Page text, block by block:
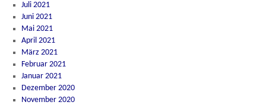
Juli 2021
Juni 2021
Mai 2021
April 2021
März 2021
Februar 2021
Januar 2021
Dezember 2020
November 2020